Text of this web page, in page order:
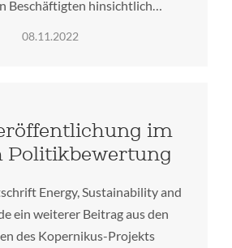
Beschäftigten hinsichtlich…
08.11.2022
im
Politikbewertung
Energy, Sustainability and
ein weiterer Beitrag aus den
des Kopernikus-Projekts